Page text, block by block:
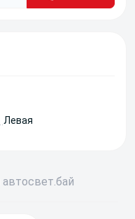
Левая
автосвет.бай